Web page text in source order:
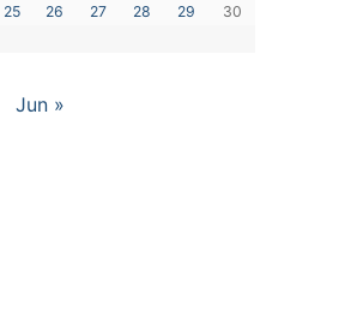
25 26 27 28 29
30
Jun »